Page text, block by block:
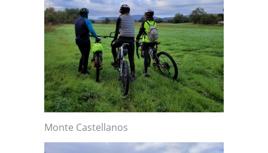
Monte Castellanos